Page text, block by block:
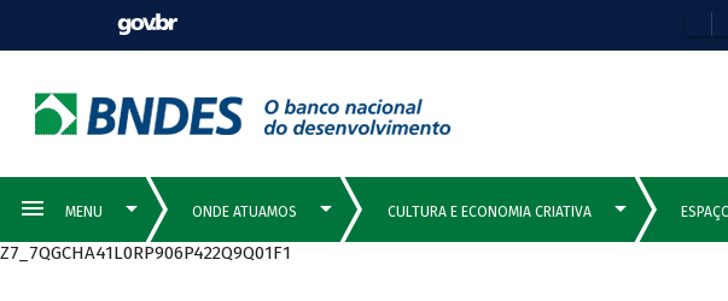
Z7_7QGCHA41L0RP906P422Q9Q01F1